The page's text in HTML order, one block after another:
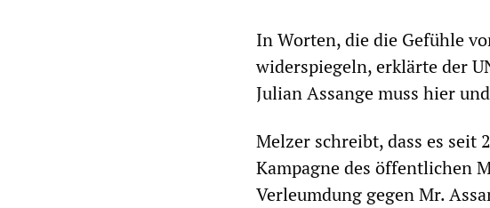
In Worten, die die Gefühle
widerspiegeln, erklärte der
Julian Assange muss hier
Melzer schreibt, dass es
Kampagne des öffentlichen
Verleumdung gegen Mr.